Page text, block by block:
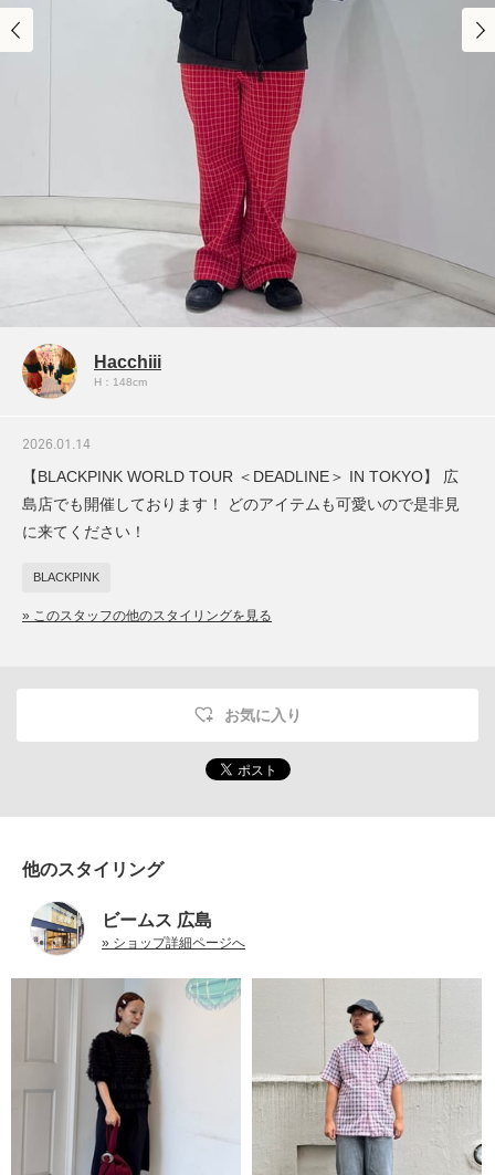
Hacchiii
H：148cm
2026.01.14
【BLACKPINK WORLD TOUR ＜DEADLINE＞ IN TOKYO】 広
島店でも開催しております！ どのアイテムも可愛いので是非見
に来てください！
BLACKPINK
» このスタッフの他のスタイリングを見る
お気に入り
他のスタイリング
ビームス 広島
» ショップ詳細ページへ